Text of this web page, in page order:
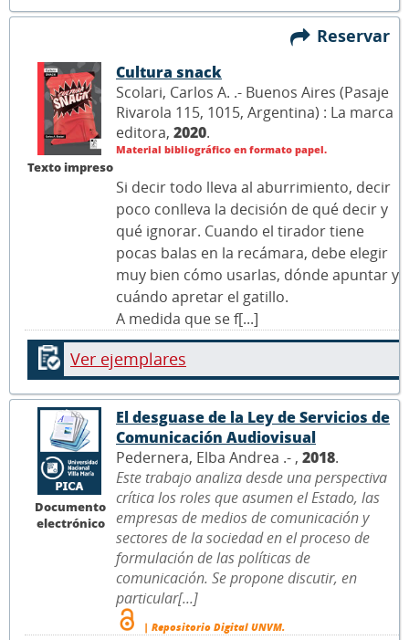
Reservar
Texto impreso
Cultura snack
Scolari, Carlos A. .- Buenos Aires (Pasaje
Rivarola 115, 1015, Argentina) : La marca
editora, 2020.
Material bibliográfico en formato papel.
Si decir todo lleva al aburrimiento, decir
poco conlleva la decisión de qué decir y
qué ignorar. Cuando el tirador tiene
pocas balas en la recámara, debe elegir
muy bien cómo usarlas, dónde apuntar y
cuándo apretar el gatillo.
A medida que se f[...]
Ver ejemplares
Documento
electrónico
El desguase de la Ley de Servicios de
Comunicación Audiovisual
Pedernera, Elba Andrea .- , 2018.
Este trabajo analiza desde una perspectiva
crítica los roles que asumen el Estado, las
empresas de medios de comunicación y
sectores de la sociedad en el proceso de
formulación de las políticas de
comunicación. Se propone discutir, en
particular[...]
| Repositorio Digital UNVM.